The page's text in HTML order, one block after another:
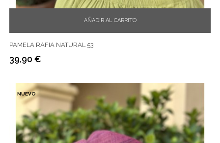
AÑADIR AL CARRITO
PAMELA RAFIA NATURAL 53
Precio
39,90 €
NUEVO